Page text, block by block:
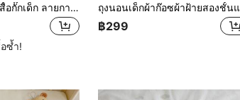
1ชิ้น MICHLEY เสื้อกั๊กเด็ก ลายการ์ตูนสัตว์ โพลีเอสเตอร์ แขนกุด น่ารักและใส่สบาย ดีไซน์ ยูนิเซกส์ เหมาะสำหรับใช้ในชีวิตประจำวันในฤดูใบไม้ผลิและฤดูร้อน
ซ้ำ!
฿299